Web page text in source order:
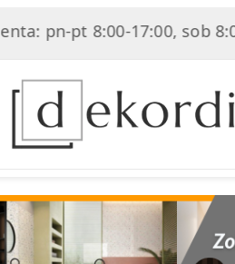
pt 8:00-17:00, sob 8:00-14:00